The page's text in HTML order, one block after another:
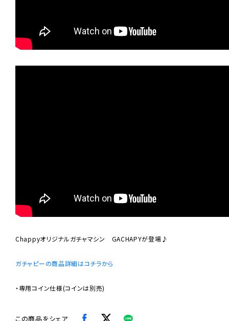
Chappyオリジナルガチャマシン GACHAPYが登場♪
ガチャピーの商品詳細はコチラから
・専用コイン仕様(コインは別売)
この商品をシェア